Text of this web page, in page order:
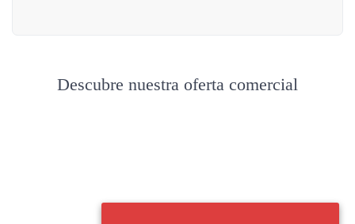
Descubre nuestra oferta comercial